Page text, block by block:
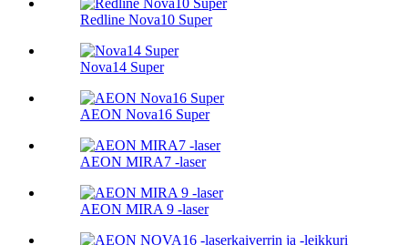
Redline Nova10 Super
Nova14 Super
AEON Nova16 Super
AEON MIRA7 -laser
AEON MIRA 9 -laser